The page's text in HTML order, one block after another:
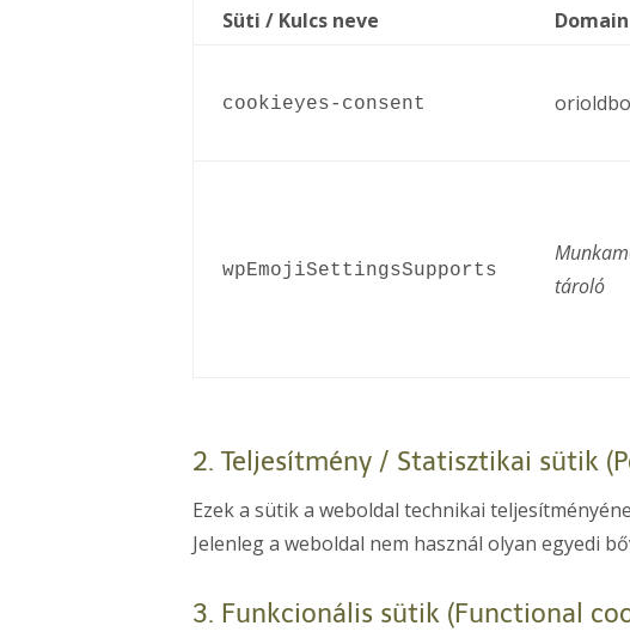
Süti / Kulcs neve
Domain
cookieyes-consent
wpEmojiSettingsSupports
tároló
2. Teljesítmény / Statisztikai sütik
Ezek a sütik a weboldal technikai
Jelenleg a weboldal nem használ olyan egyedi
3. Funkcionális sütik (Functional